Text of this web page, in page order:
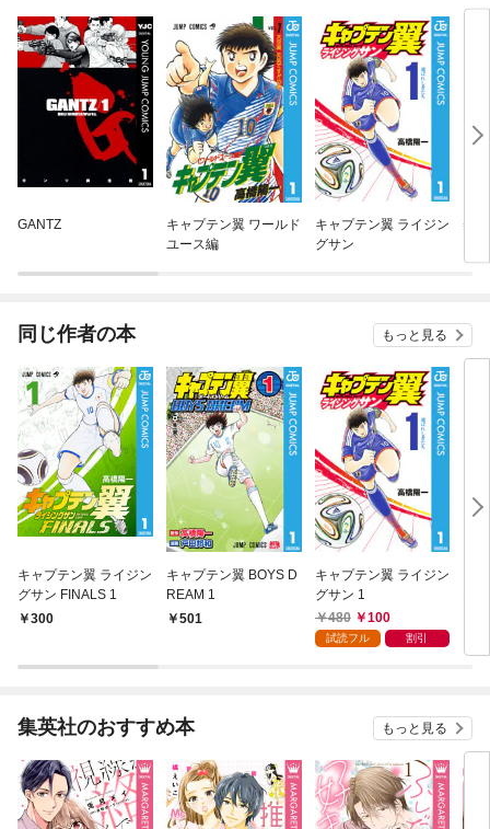
GANTZ
キャプテン翼 ワールド
ユース編
キャプテン翼 ライジン
グサン
美
同じ作者の本 もっと見る
キャプテン翼 ライジン
グサン FINALS 1
300
キャプテン翼 BOYS D
REAM 1
501
キャプテン翼 ライジン
グサン 1
480
100
試読フル 割引
集英社のおすすめ本 もっと見る